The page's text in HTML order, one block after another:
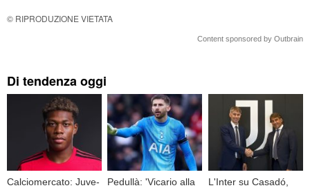
© RIPRODUZIONE VIETATA
Content sponsored by Outbrain
Di tendenza oggi
Calciomercato: Juve-
Pedullà: 'Vicario alla
L'Inter su Casadó,